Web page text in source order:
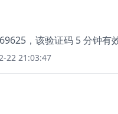
，该验证码 5 分钟有
22 21:03:47